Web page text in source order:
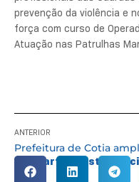
prevenção da violência e
força com curso de
Atuação nas Patrulhas
ANTERIOR
Compartilhe esta